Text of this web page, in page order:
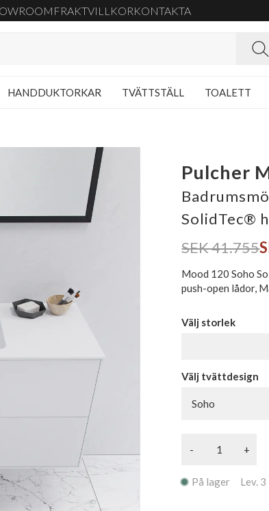
FRAKTVILLKORKONTAKTA
HANDDUKTORKAR TVÄTTSTÄLL TOALETT
Pulcher
SolidTec®
SEK 41.755
Mood 120 Soho
push-open lådor,
Välj storlek
Välj tvättdesign
Soho
- +
På lager Lev. 3